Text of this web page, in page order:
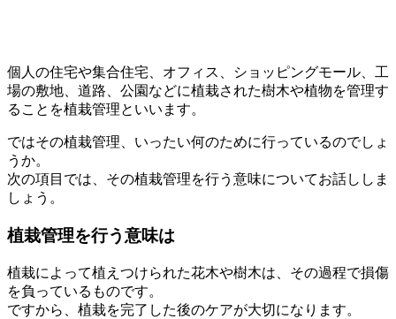
個人の住宅や集合住宅、オフィス、ショッピングモール、工
場の敷地、道路、公園などに植栽された樹木や植物を管理す
ることを植栽管理といいます。
ではその植栽管理、いったい何のために行っているのでしょ
うか。
次の項目では、その植栽管理を行う意味についてお話ししま
しょう。
植栽管理を行う意味は
植栽によって植えつけられた花木や樹木は、その過程で損傷
を負っているものです。
ですから、植栽を完了した後のケアが大切になります。